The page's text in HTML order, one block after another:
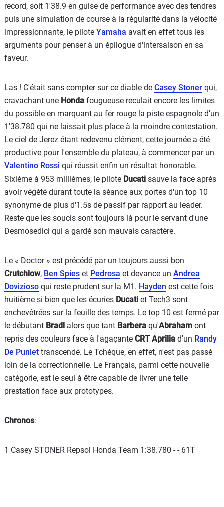
record, soit 1'38.9 en guise de performance avec des tendres
puis une simulation de course à la régularité dans la vélocité
impressionnante, le pilote Yamaha avait en effet tous les
arguments pour penser à un épilogue d'intersaison en sa
faveur.
Las ! C'était sans compter sur ce diable de Casey Stoner qui,
cravachant une Honda fougueuse reculait encore les limites
du possible en marquant au fer rouge la piste espagnole d'un
1'38.780 qui ne laissait plus place à la moindre contestation.
Le ciel de Jerez étant redevenu clément, cette journée a été
productive pour l'ensemble du plateau, à commencer par un
Valentino Rossi qui réussit enfin un résultat honorable.
Sixième à 953 millièmes, le pilote Ducati sauve la face après
avoir végété durant toute la séance aux portes d'un top 10
synonyme de plus d'1.5s de passif par rapport au leader.
Reste que les soucis sont toujours là pour le servant d'une
Desmosedici qui a gardé son mauvais caractère.
Le « Doctor » est précédé par un toujours aussi bon
Crutchlow, Ben Spies et Pedrosa et devance un Andrea
Dovizioso qui reste prudent sur la M1. Hayden est cette fois
huitième si bien que les écuries Ducati et Tech3 sont
enchevêtrées sur la feuille des temps. Le top 10 est fermé par
le débutant Bradl alors que tant Barbera qu'Abraham ont
repris des couleurs face à l'agaçante CRT Aprilia d'un Randy
De Puniet transcendé. Le Tchèque, en effet, n'est pas passé
loin de la correctionnelle. Le Français, parmi cette nouvelle
catégorie, est le seul à être capable de livrer une telle
prestation face aux prototypes.
Chronos:
1 Casey STONER Repsol Honda Team 1:38.780 - - 61T